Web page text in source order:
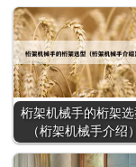
桁架机械手的桁架
（桁架机械手介绍）